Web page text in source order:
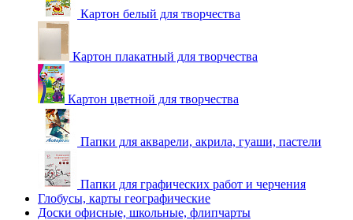
Картон белый для творчества
Картон плакатный для творчества
Картон цветной для творчества
Папки для акварели, акрила, гуаши, пастели
Папки для графических работ и черчения
Глобусы, карты географические
Доски офисные, школьные, флипчарты